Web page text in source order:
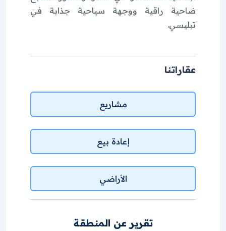
ضاحية راقية ووجهة سياحية جذابة في
تبليسي.
عقاراتنا
مشاريع
إعادة بيع
الأراضي
تقرير عن المنطقة